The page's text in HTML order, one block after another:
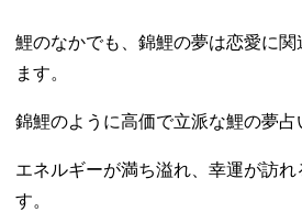
鯉のなかでも、錦鯉の夢は恋愛に
ます。
錦鯉のように高価で立派な鯉の夢占
エネルギーが満ち溢れ、幸運が訪れ
す。